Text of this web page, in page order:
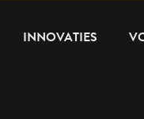
INNOVATIES